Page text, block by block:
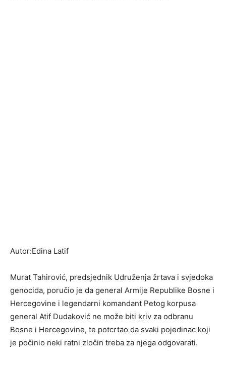
Autor:Edina Latif
Murat Tahirović, predsjednik Udruženja žrtava i svjedoka
genocida, poručio je da general Armije Republike Bosne i
Hercegovine i legendarni komandant Petog korpusa
general Atif Dudaković ne može biti kriv za odbranu
Bosne i Hercegovine, te potcrtao da svaki pojedinac koji
je počinio neki ratni zločin treba za njega odgovarati.